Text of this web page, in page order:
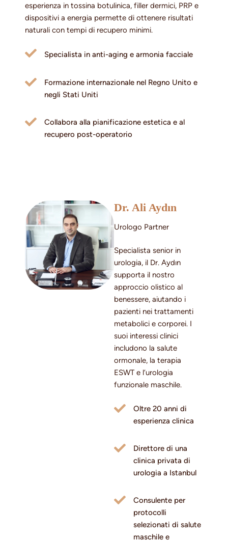
esperienza in tossina botulinica, filler dermici, PRP e
dispositivi a energia permette di ottenere risultati
naturali con tempi di recupero minimi.
Specialista in anti-aging e armonia facciale
Formazione internazionale nel Regno Unito e
negli Stati Uniti
Collabora alla pianificazione estetica e al
recupero post-operatorio
Dr. Ali Aydın
Urologo Partner
Specialista senior in
urologia, il Dr. Aydın
supporta il nostro
approccio olistico al
benessere, aiutando i
pazienti nei trattamenti
metabolici e corporei. I
suoi interessi clinici
includono la salute
ormonale, la terapia
ESWT e l’urologia
funzionale maschile.
Oltre 20 anni di
esperienza clinica
Direttore di una
clinica privata di
urologia a Istanbul
Consulente per
protocolli
selezionati di salute
maschile e